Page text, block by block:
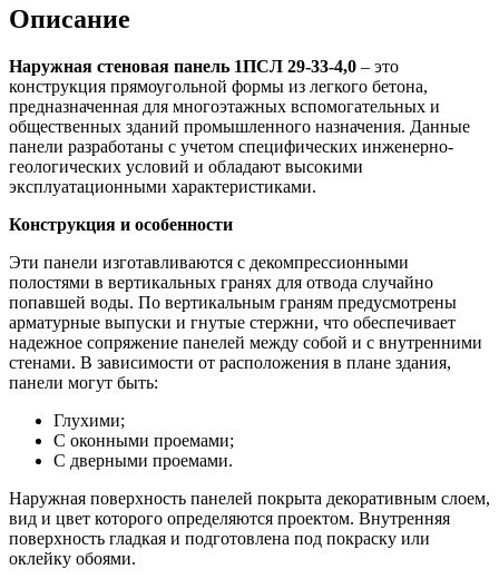
Описание
Наружная стеновая панель 1ПСЛ 29-33-4,0 – это
конструкция прямоугольной формы из легкого бетона,
предназначенная для многоэтажных вспомогательных и
общественных зданий промышленного назначения. Данные
панели разработаны с учетом специфических инженерно-
геологических условий и обладают высокими
эксплуатационными характеристиками.
Конструкция и особенности
Эти панели изготавливаются с декомпрессионными
полостями в вертикальных гранях для отвода случайно
попавшей воды. По вертикальным граням предусмотрены
арматурные выпуски и гнутые стержни, что обеспечивает
надежное сопряжение панелей между собой и с внутренними
стенами. В зависимости от расположения в плане здания,
панели могут быть:
Глухими;
С оконными проемами;
С дверными проемами.
Наружная поверхность панелей покрыта декоративным слоем,
вид и цвет которого определяются проектом. Внутренняя
поверхность гладкая и подготовлена под покраску или
оклейку обоями.